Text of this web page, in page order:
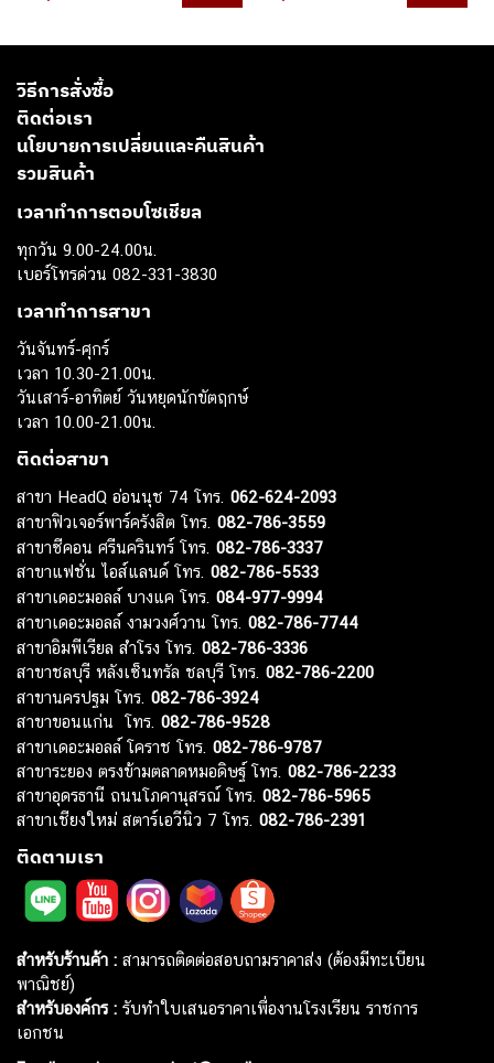
วิธีการสั่งซื้อ
ติดต่อเรา
นโยบายการเปลี่ยนและคืนสินค้า
รวมสินค้า
เวลาทำการตอบโซเชียล
ทุกวัน 9.00-24.00น.
เบอร์โทรด่วน 082-331-3830
เวลาทำการสาขา
วันจันทร์-ศุกร์
เวลา 10.30-21.00น.
วันเสาร์-อาทิตย์ วันหยุดนักขัตฤกษ์
เวลา 10.00-21.00น.
ติดต่อสาขา
สาขา HeadQ อ่อนนุช 74 โทร. 062-624-2093
สาขาฟิวเจอร์พาร์ครังสิต โทร. 082-786-3559
สาขาซีคอน ศรีนครินทร์ โทร. 082-786-3337
สาขาแฟชั่น ไอส์แลนด์ โทร. 082-786-5533
สาขาเดอะมอลล์ บางแค โทร. 084-977-9994
สาขาเดอะมอลล์ งามวงศ์วาน โทร. 082-786-7744
สาขาอิมพีเรียล สำโรง โทร. 082-786-3336
สาขาชลบุรี หลังเซ็นทรัล ชลบุรี โทร. 082-786-2200
สาขานครปฐม โทร. 082-786-3924
สาขาขอนแก่น โทร. 082-786-9528
สาขาเดอะมอลล์ โคราช โทร. 082-786-9787
สาขาระยอง ตรงข้ามตลาดหมอดิษฐ์ โทร. 082-786-2233
สาขาอุดรธานี ถนนโภคานุสรณ์ โทร. 082-786-5965
สาขาเชียงใหม่ สตาร์เอวีนิว 7 โทร. 082-786-2391
ติดตามเรา
สำหรับร้านค้า : สามารถติดต่อสอบถามราคาส่ง (ต้องมีทะเบียน
พาณิชย์)
สำหรับองค์กร : รับทำใบเสนอราคาเพื่องานโรงเรียน ราชการ
เอกชน